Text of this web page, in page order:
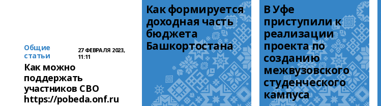
Общие
статьи
27 ФЕВРАЛЯ 2023,
11:11
Как можно
поддержать
участников СВО
https://pobeda.onf.ru
Как формируется
доходная часть
бюджета
Башкортостана
В Уфе
приступили к
реализации
проекта по
созданию
межвузовского
студенческого
кампуса